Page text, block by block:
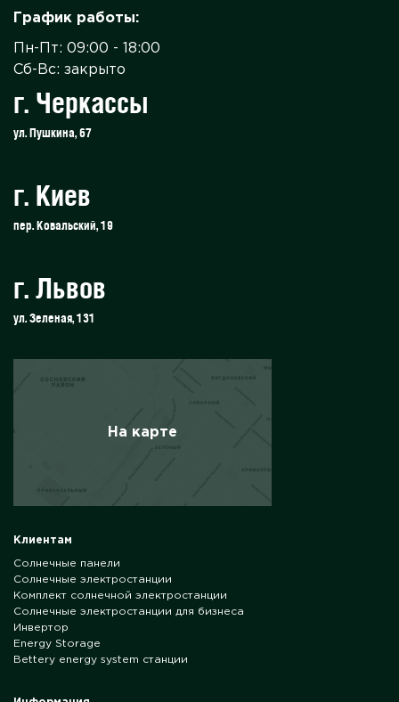
График работы:
Пн-Пт: 09:00 - 18:00
Сб-Вс: закрыто
г. Черкассы
ул. Пушкина, 67
г. Киев
пер. Ковальский, 19
г. Львов
ул. Зеленая, 131
На карте
Клиентам
Солнечные панели
Солнечные электростанции
Комплект солнечной электростанции
Солнечные электростанции для бизнеса
Инвертор
Energy Storage
Bettery energy system станции